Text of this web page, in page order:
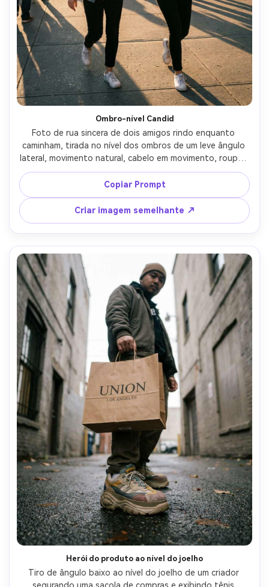
Ombro-nível Candid
Foto de rua sincera de dois amigos rindo enquanto
caminham, tirada no nível dos ombros de um leve ângulo
lateral, movimento natural, cabelo em movimento, roupas
casuais (jaqueta jeans, camiseta branca), sol da tarde,
sombras realistas, Leica Q2, lente de 28 mm, f/2, vibe
documental, cores realistas, fotorealista-AR 4:5
Copiar Prompt
Criar imagem semelhante ↗
Herói do produto ao nível do joelho
Tiro de ângulo baixo ao nível do joelho de um criador